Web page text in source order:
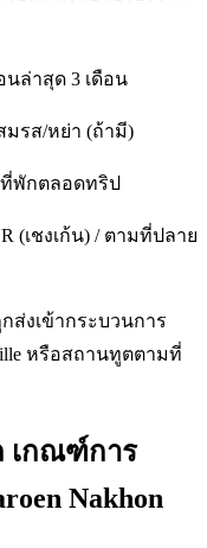
นล่าสุด 3 เดือน
มรส/หย่า (ถ้ามี)
ที่พักตลอดทริป
(เชงเก้น) / ตามที่ปลาย
ส่งเข้ากระบวนการ
หรือสถานทูตตามที่
เกณฑ์การ
Nakhon